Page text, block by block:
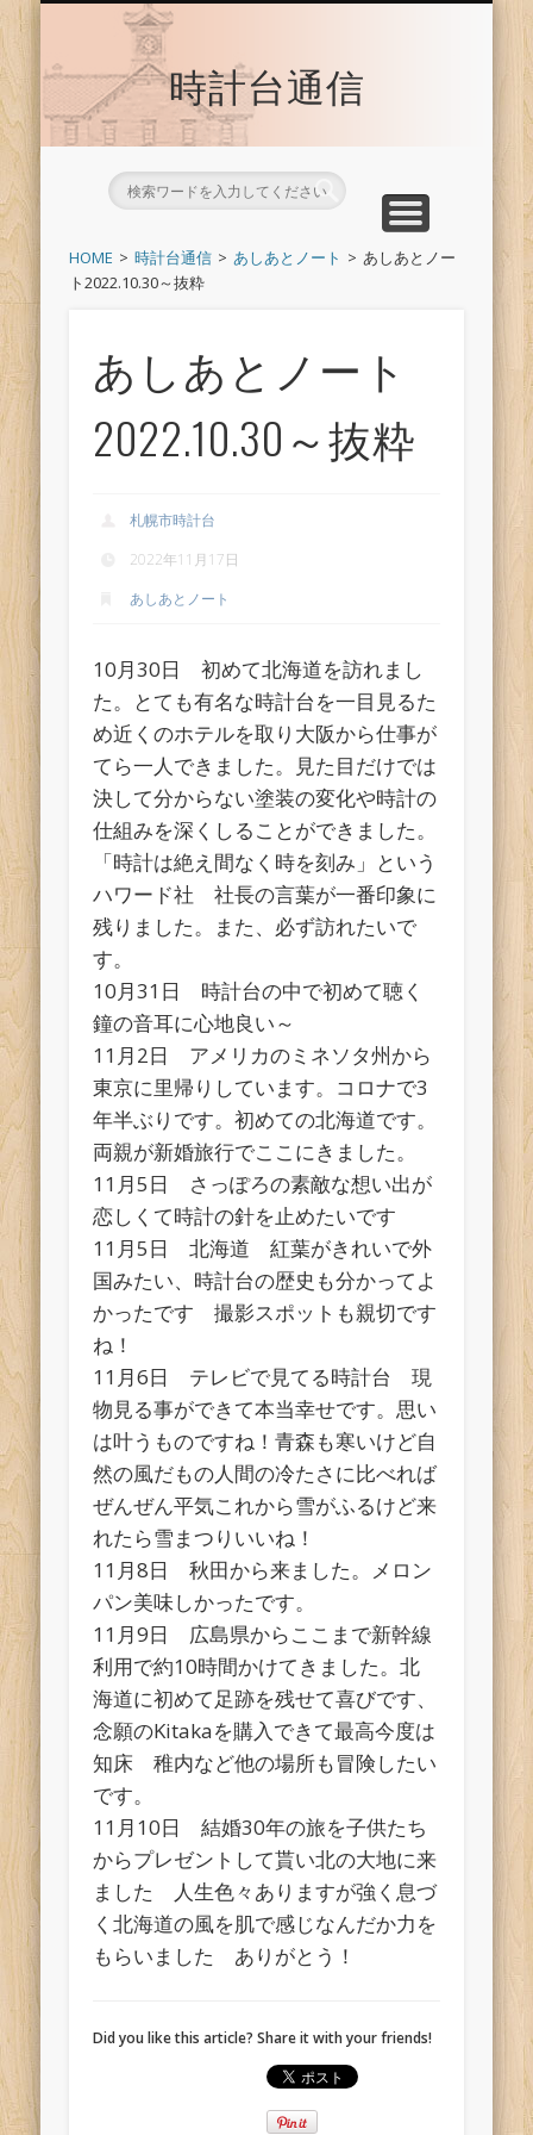
時計台通信
HOME 時計台通信 あしあとノート
あしあとノー
ト2022.10.30～抜粋
あしあとノート
2022.10.30～抜粋
札幌市時計台
2022年11月17日
あしあとノート
10月30日 初めて北海道を訪れまし
た。とても有名な時計台を一目見るた
め近くのホテルを取り大阪から仕事が
てら一人できました。見た目だけでは
決して分からない塗装の変化や時計の
仕組みを深くしることができました。
「時計は絶え間なく時を刻み」という
ハワード社 社長の言葉が一番印象に
残りました。また、必ず訪れたいで
す。
10月31日 時計台の中で初めて聴く
鐘の音耳に心地良い～
11月2日 アメリカのミネソタ州から
東京に里帰りしています。コロナで3
年半ぶりです。初めての北海道です。
両親が新婚旅行でここにきました。
11月5日 さっぽろの素敵な想い出が
恋しくて時計の針を止めたいです
11月5日 北海道 紅葉がきれいで外
国みたい、時計台の歴史も分かってよ
かったです 撮影スポットも親切です
ね！
11月6日 テレビで見てる時計台 現
物見る事ができて本当幸せです。思い
は叶うものですね！青森も寒いけど自
然の風だもの人間の冷たさに比べれば
ぜんぜん平気これから雪がふるけど来
れたら雪まつりいいね！
11月8日 秋田から来ました。メロン
パン美味しかったです。
11月9日 広島県からここまで新幹線
利用で約10時間かけてきました。北
海道に初めて足跡を残せて喜びです、
念願のKitakaを購入できて最高今度は
知床 稚内など他の場所も冒険したい
です。
11月10日 結婚30年の旅を子供たち
からプレゼントして貰い北の大地に来
ました 人生色々ありますが強く息づ
く北海道の風を肌で感じなんだか力を
もらいました ありがとう！
Did you like this article? Share it with your friends!